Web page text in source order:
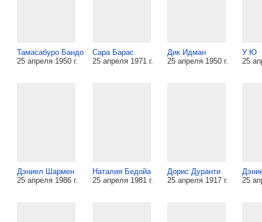
Тамасабуро Бандо
25 апреля 1950 г.
Сара Барас
25 апреля 1971 г.
Дик Идман
25 апреля 1950 г.
У Ю
25
Дэниел Шармен
25 апреля 1986 г.
Наталия Бедойа
25 апреля 1981 г.
Дорис Дуранти
25 апреля 1917 г.
25